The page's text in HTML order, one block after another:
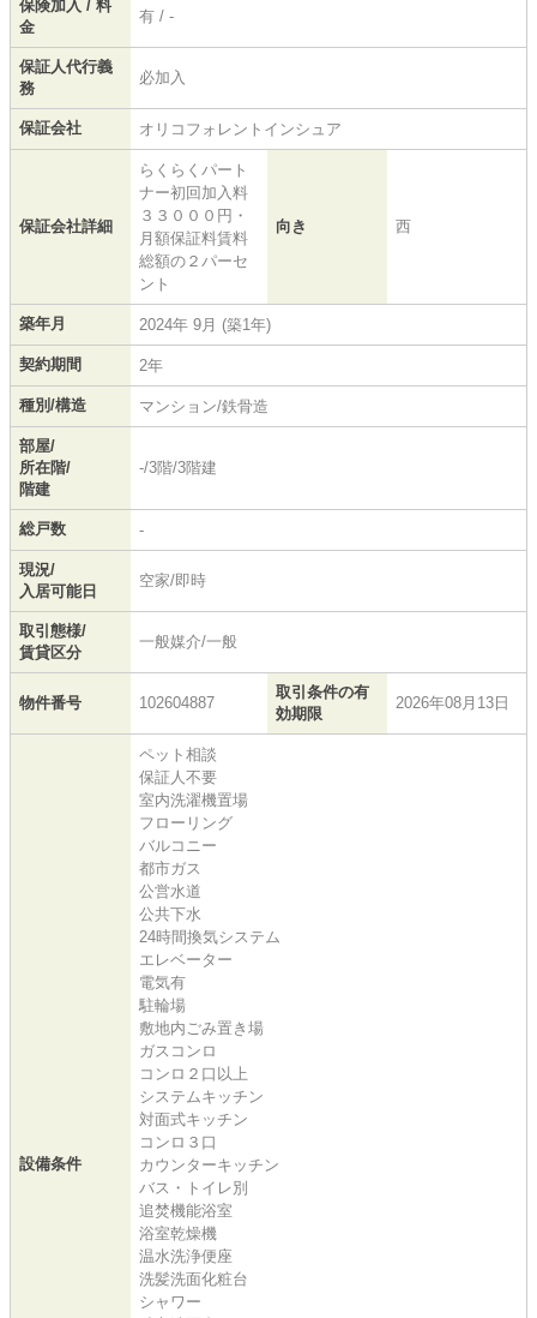
保険加入 / 料
金
有 / -
保証人代行義
務
必加入
保証会社 オリコフォレントインシュア
保証会社詳細
らくらくパート
ナー初回加入料
３３０００円・
月額保証料賃料
総額の２パーセ
ント
向き 西
築年月 2024年 9月 (築1年)
契約期間 2年
種別/構造 マンション/鉄骨造
部屋/
所在階/
階建
-/3階/3階建
総戸数 -
現況/
入居可能日
空家/即時
取引態様/
賃貸区分
一般媒介/一般
物件番号 102604887
取引条件の有
効期限
2026年08月13日
設備条件
ペット相談
保証人不要
室内洗濯機置場
フローリング
バルコニー
都市ガス
公営水道
公共下水
24時間換気システム
エレベーター
電気有
駐輪場
敷地内ごみ置き場
ガスコンロ
コンロ２口以上
システムキッチン
対面式キッチン
コンロ３口
カウンターキッチン
バス・トイレ別
追焚機能浴室
浴室乾燥機
温水洗浄便座
洗髪洗面化粧台
シャワー